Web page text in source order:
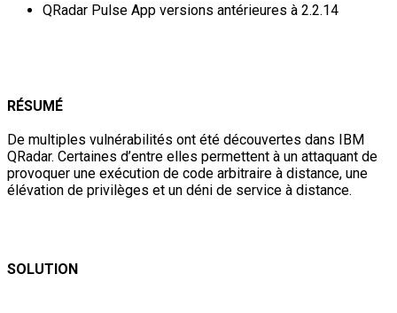
QRadar Pulse App versions antérieures à 2.2.14
RÉSUMÉ
De multiples vulnérabilités ont été découvertes dans IBM
QRadar. Certaines d’entre elles permettent à un attaquant de
provoquer une exécution de code arbitraire à distance, une
élévation de privilèges et un déni de service à distance.
SOLUTION